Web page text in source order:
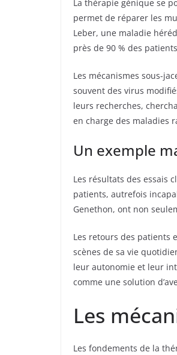
La thérapie génique se
permet de réparer les
Leber, une maladie
près de 90 % des
Les mécanismes sous-
souvent des virus
leurs recherches,
en charge des maladies
Un exemple
Les résultats des essais
patients, autrefois
Genethon, ont non
Les retours des patients
scènes de sa vie
leur autonomie et leur
comme une solution
Les
Les fondements de la